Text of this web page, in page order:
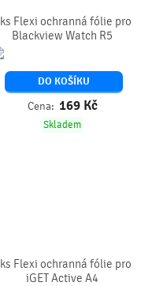
Flexi ochranná fólie pro
Blackview Watch R5
DO KOŠÍKU
Cena: 169 Kč
Skladem
Flexi ochranná fólie pro
iGET Active A4